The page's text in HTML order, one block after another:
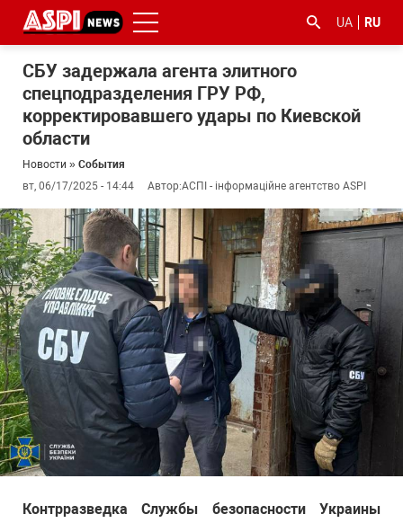
UA RU
СБУ задержала агента элитного
спецподразделения ГРУ РФ,
корректировавшего удары по Киевской
области
Новости » События
вт, 06/17/2025 - 14:44
Автор:АСПІ - інформаційне агентство ASPI
Контрразведка Службы безопасности Украины
корупцією